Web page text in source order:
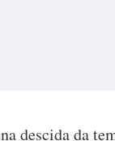
descida da